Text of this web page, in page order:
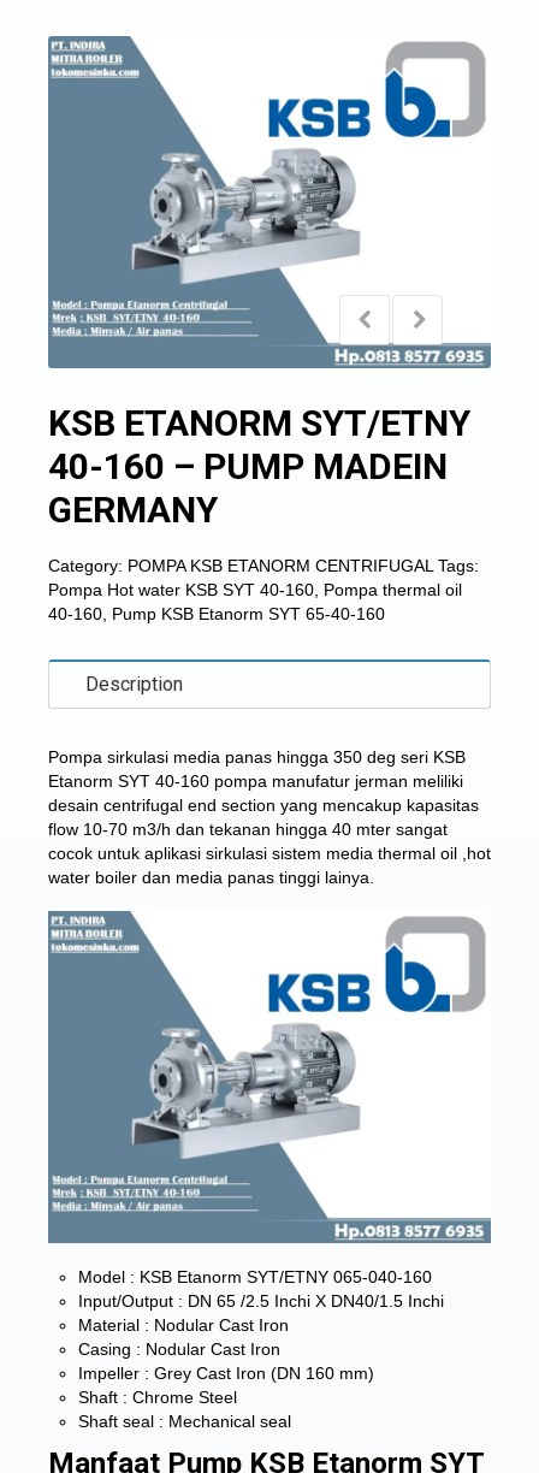
KSB ETANORM SYT/ETNY
40-160 – PUMP MADEIN
GERMANY
Category: POMPA KSB ETANORM CENTRIFUGAL Tags:
Pompa Hot water KSB SYT 40-160 Pompa thermal oil
40-160 Pump KSB Etanorm SYT 65-40-160
Description
Pompa sirkulasi media panas hingga 350 deg seri KSB
Etanorm SYT 40-160 pompa manufatur jerman meliliki
desain centrifugal end section yang mencakup kapasitas
flow 10-70 m3/h dan tekanan hingga 40 mter sangat
cocok untuk aplikasi sirkulasi sistem media thermal oil ,hot
water boiler dan media panas tinggi lainya.
Model : KSB Etanorm SYT/ETNY 065-040-160
Input/Output : DN 65 /2.5 Inchi X DN40/1.5 Inchi
Material : Nodular Cast Iron
Casing : Nodular Cast Iron
Impeller : Grey Cast Iron (DN 160 mm)
Shaft : Chrome Steel
Shaft seal : Mechanical seal
Manfaat Pump KSB Etanorm SYT